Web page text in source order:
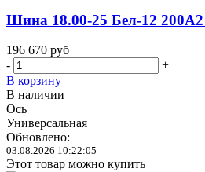
Шина 18.00-25 Бел-12
196 670 руб
-
+
В корзину
В наличии
Ось
Универсальная
Обновлено:
03.08.2026 10:22:05
Этот товар можно купить